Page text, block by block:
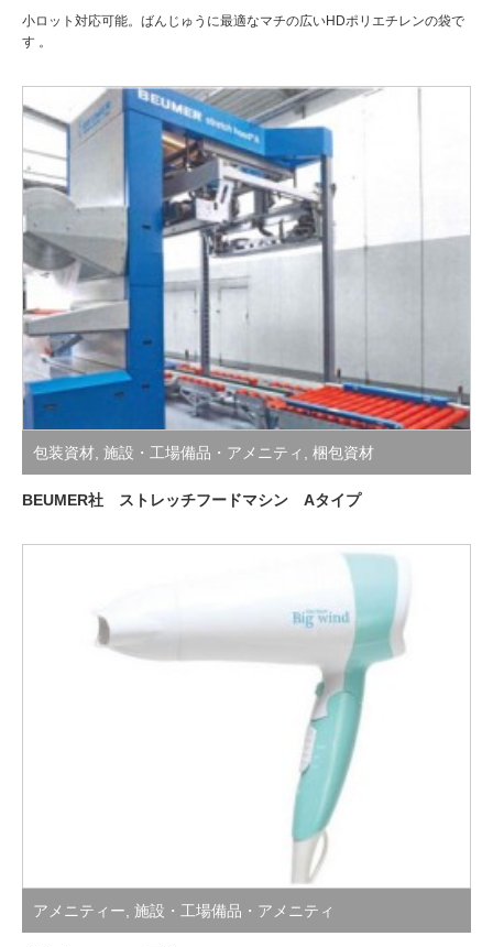
小ロット対応可能。ばんじゅうに最適なマチの広いHDポリエチレンの袋で
す 。
包装資材 施設・工場備品・アメニティ 梱包資材
BEUMER社 ストレッチフードマシン Aタイプ
アメニティー 施設・工場備品・アメニティ